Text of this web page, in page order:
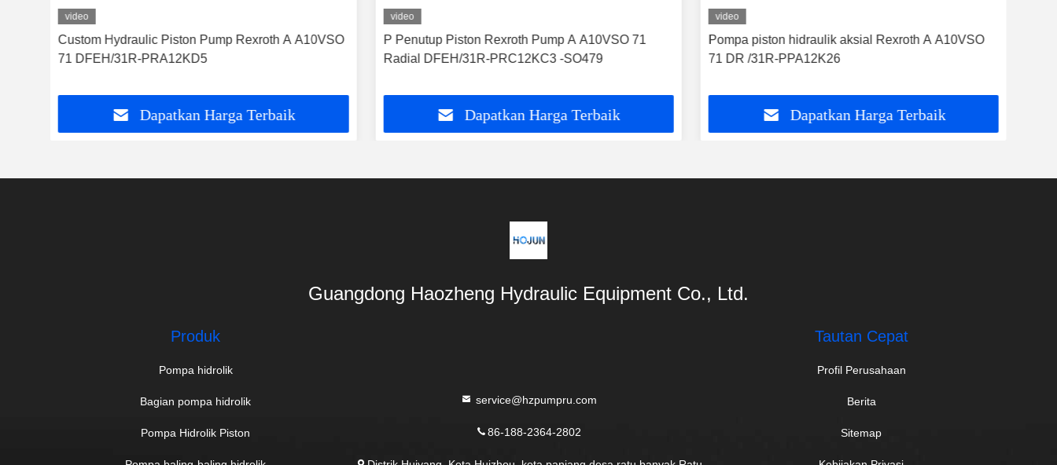
video
Custom Hydraulic Piston Pump Rexroth A A10VSO
71 DFEH/31R-PRA12KD5
Dapatkan Harga Terbaik
video
P Penutup Piston Rexroth Pump A A10VSO 71
Radial DFEH/31R-PRC12KC3 -SO479
Dapatkan Harga Terbaik
video
Pompa piston hidraulik aksial Rexroth A A10VSO
71 DR /31R-PPA12K26
Dapatkan Harga Terbaik
Guangdong Haozheng Hydraulic Equipment Co., Ltd.
Produk
Pompa hidrolik
Bagian pompa hidrolik
Pompa Hidrolik Piston
service@hzpumpru.com
86-188-2364-2802
Tautan Cepat
Profil Perusahaan
Berita
Sitemap